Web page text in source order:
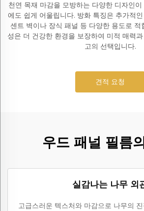
천연 목재 마감을 모방하는 다양한 디자인
에도 쉽게 어울립니다. 방화 특징은 추가적
센트 벽이나 장식 패널 등 다양한 용도로 적
성은 더 건강한 환경을 보장하여 미적 매력
고의 선택입니다.
견적 요청
우드 패널 필름
실감나는 나무 외
고급스러운 텍스처와 마감으로 나무의